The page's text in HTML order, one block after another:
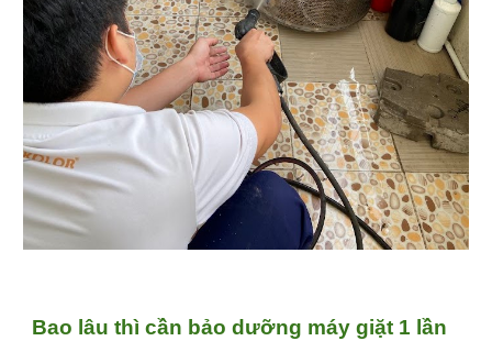
Bao lâu thì cần bảo dưỡng máy giặt 1 lần